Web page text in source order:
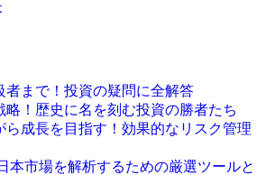
者まで！投資の疑問に全解答
略！歴史に名を刻む投資の勝者たち
ら成長を目指す！効果的なリスク管理
本市場を解析するための厳選ツールと